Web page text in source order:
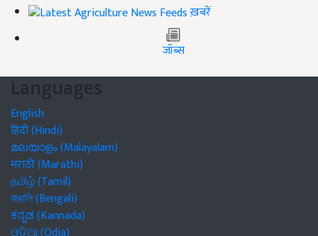
ख़बरें
जॉब्स
Languages
English
हिंदी (Hindi)
മലയാളം (Malayalam)
मराठी (Marathi)
தமிழ் (Tamil)
বাঙালি (Bengali)
ಕನ್ನಡ (Kannada)